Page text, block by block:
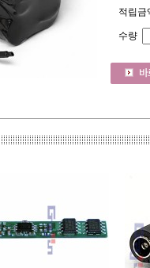
적립금
수량